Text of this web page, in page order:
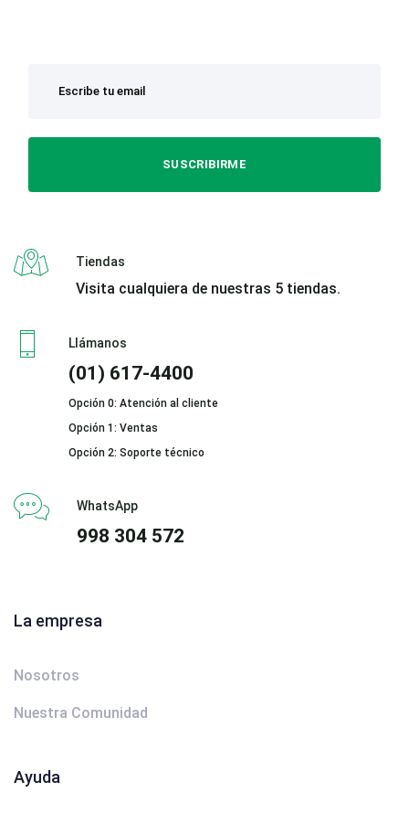
SUSCRIBIRME
Tiendas
Visita cualquiera de nuestras 5 tiendas.
Llámanos
(01) 617-4400
Opción 0: Atención al cliente
Opción 1: Ventas
Opción 2: Soporte técnico
WhatsApp
998 304 572
La empresa
Nosotros
Nuestra Comunidad
Ayuda